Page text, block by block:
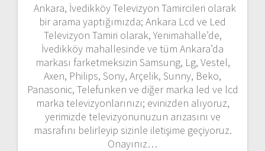
Ankara, İvedikköy Televizyon Tamircileri olarak
bir arama yaptığımızda; Ankara Lcd ve Led
Televizyon Tamiri olarak, Yenimahalle’de,
İvedikköy mahallesinde ve tüm Ankara’da
markası farketmeksizin Samsung, Lg, Vestel,
Axen, Philips, Sony, Arçelik, Sunny, Beko,
Panasonic, Telefunken ve diğer marka led ve lcd
marka televizyonlarınızı; evinizden alıyoruz,
yerimizde televizyonunuzun arızasını ve
masrafını belirleyip sizinle iletişime geçiyoruz.
Onayınız…